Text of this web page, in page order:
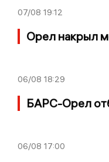
07/08 19:12
Орел накрыл
06/08 18:29
БАРС-Орел
06/08 17:00